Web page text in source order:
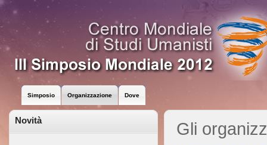
Simposio Organizzazione Dove
Novità Gli